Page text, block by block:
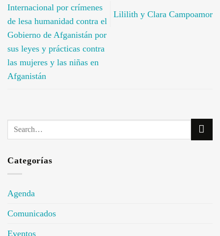
Internacional por crímenes
de lesa humanidad contra el
Gobierno de Afganistán por
sus leyes y prácticas contra
las mujeres y las niñas en
Afganistán
Lililith y Clara Campoamor
Categorías
Agenda
Comunicados
Eventos